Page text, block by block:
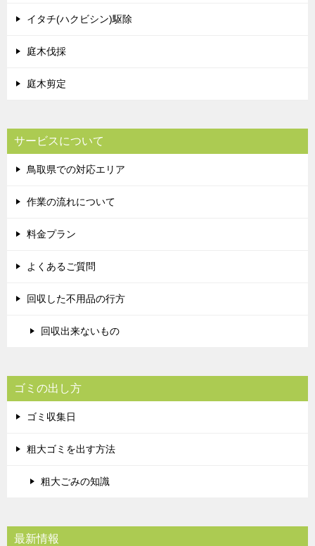
イタチ(ハクビシン)駆除
庭木伐採
庭木剪定
サービスについて
鳥取県での対応エリア
作業の流れについて
料金プラン
よくあるご質問
回収した不用品の行方
回収出来ないもの
ゴミの出し方
ゴミ収集日
粗大ゴミを出す方法
粗大ごみの知識
最新情報